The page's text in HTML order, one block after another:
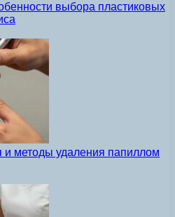
выбора пластиковых
методы удаления папиллом